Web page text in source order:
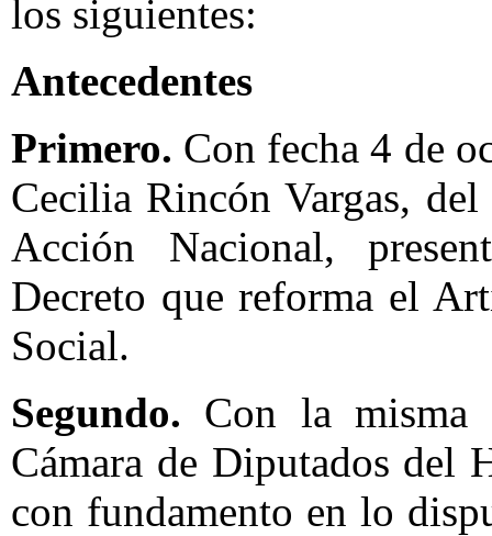
los siguientes:
Antecedentes
Primero. Con fecha 4 de
Cecilia Rincón Vargas,
Acción Nacional,
Decreto que reforma el
Social.
Segundo. Con la misma
Cámara de Diputados del
con fundamento en lo